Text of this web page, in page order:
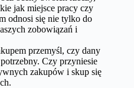
jak miejsce pracy czy
odnosi się nie tylko do
zobowiązań i
przemyśl, czy dany
Czy przyniesie
zakupów i skup się